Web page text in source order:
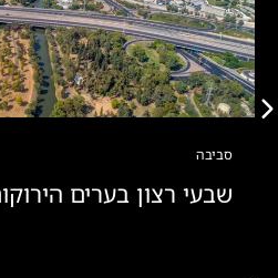
סביבה
שבעי רצון בערים